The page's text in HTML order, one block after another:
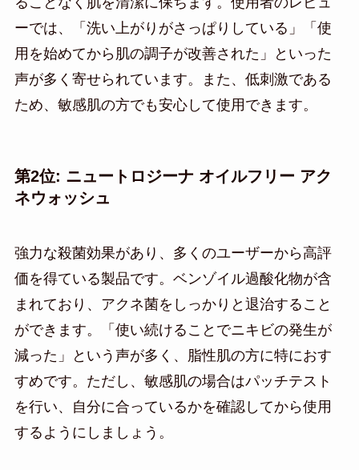
ーでは、「洗い上がりがさっぱりしている」「使
用を始めてから肌の調子が改善された」といった
声が多く寄せられています。また、低刺激である
ため、敏感肌の方でも安心して使用できます。
第2位: ニュートロジーナ オイルフリー アク
ネウォッシュ
強力な殺菌効果があり、多くのユーザーから高評
価を得ている製品です。ベンゾイル過酸化物が含
まれており、アクネ菌をしっかりと退治すること
ができます。「使い続けることでニキビの発生が
減った」という声が多く、脂性肌の方に特におす
すめです。ただし、敏感肌の場合はパッチテスト
を行い、自分に合っているかを確認してから使用
するようにしましょう。